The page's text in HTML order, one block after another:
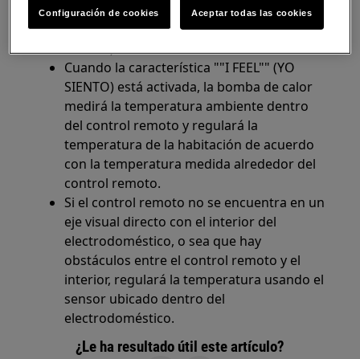
Esta característica puede apagarse
presionando el botón ""I FEEL"" (YO
SIENTO) en el control remoto.
Cuando la característica ""I FEEL"" (YO
SIENTO) está activada, la bomba de calor
medirá la temperatura ambiente dentro
del control remoto y regulará la
temperatura de la habitación de acuerdo
con la temperatura medida alrededor del
control remoto.
Si el control remoto no se encuentra en un
eje visual directo con el interior del
electrodoméstico, o sea que hay
obstáculos entre el control remoto y el
interior, regulará la temperatura usando el
sensor ubicado dentro del
electrodoméstico.
¿Le ha resultado útil este artículo?
Configuración de cookies Aceptar todas las cookies